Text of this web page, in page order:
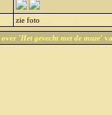
zie foto
'Het gevecht met de muze'